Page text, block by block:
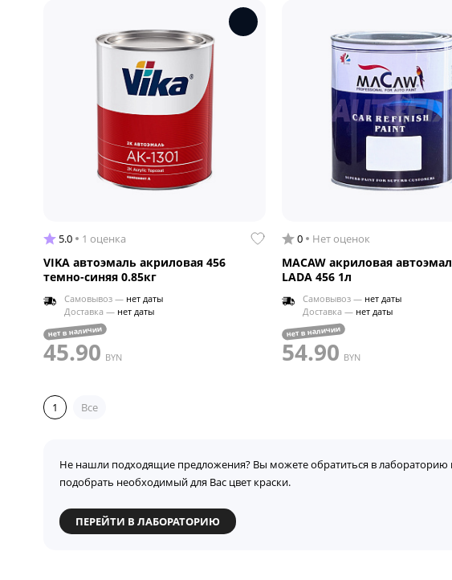
5.0 1 оценка
VIKA автоэмаль акриловая 456
темно-синяя 0.85кг
Самовывоз — нет даты
Доставка — нет даты
нет в наличии
45.90 BYN
0 Нет оценок
MACAW акриловая
LADA 456 1л
Самовывоз — нет даты
Доставка — нет даты
нет в наличии
54.90 BYN
1 Все
Не нашли подходящие предложения? Вы можете обратиться в
подобрать необходимый для Вас цвет краски.
ПЕРЕЙТИ В ЛАБОРАТОРИЮ